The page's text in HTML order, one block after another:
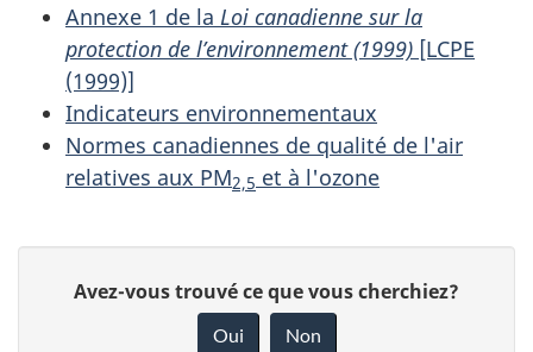
Annexe 1 de la Loi canadienne sur la
protection de l’environnement (1999) [LCPE
(1999)]
Indicateurs environnementaux
Normes canadiennes de qualité de l'air
relatives aux PM2,5 et à l'ozone
Avez-vous trouvé ce que vous cherchiez?
Oui Non